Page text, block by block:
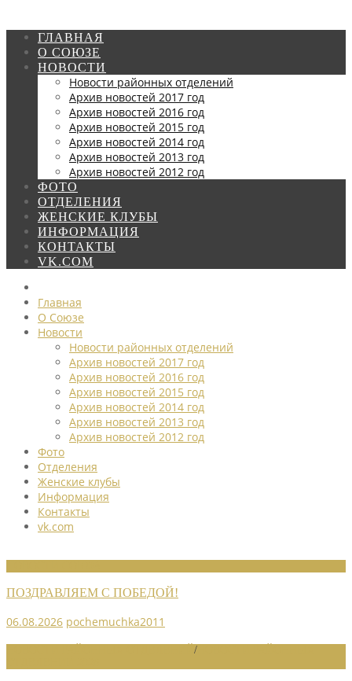
ГЛАВНАЯ
О СОЮЗЕ
НОВОСТИ
Новости районных отделений
Архив новостей 2017 год
Архив новостей 2016 год
Архив новостей 2015 год
Архив новостей 2014 год
Архив новостей 2013 год
Архив новостей 2012 год
ФОТО
ОТДЕЛЕНИЯ
ЖЕНСКИЕ КЛУБЫ
ИНФОРМАЦИЯ
КОНТАКТЫ
VK.COM
Главная
О Союзе
Новости
Новости районных отделений
Архив новостей 2017 год
Архив новостей 2016 год
Архив новостей 2015 год
Архив новостей 2014 год
Архив новостей 2013 год
Архив новостей 2012 год
Фото
Отделения
Женские клубы
Информация
Контакты
vk.com
ПОЗДРАВЛЯЕМ С ПОБЕДОЙ!
06.08.2026 pochemuchka2011
/